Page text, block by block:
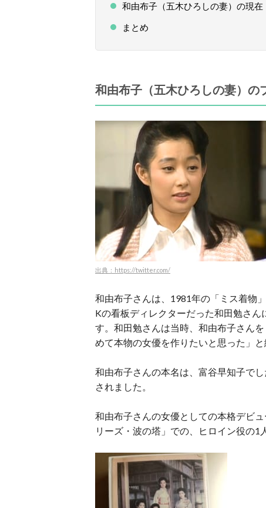
和由布子（五木ひろしの妻）の現在
まとめ
和由布子（五木ひろしの妻）の
出典：https://twitter.com/
和由布子さんは、1981年の「ミス着物
Kの看板ディレクターだった和田勉さ
す。和田勉さんは当時、和由布子さん
めて本物の女優を作りたいと思った」と
和由布子さんの本名は、富谷早知子で
されました。
和由布子さんの女優としての本格デビ
リーズ・波の塔」での、ヒロイン役の1